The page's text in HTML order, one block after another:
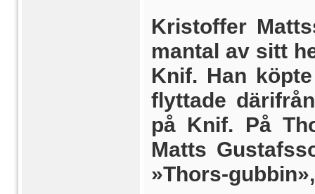
Kristoffer
mantal av sitt
Knif. Han
flyttade
på Knif. På
Matts
»Thors-